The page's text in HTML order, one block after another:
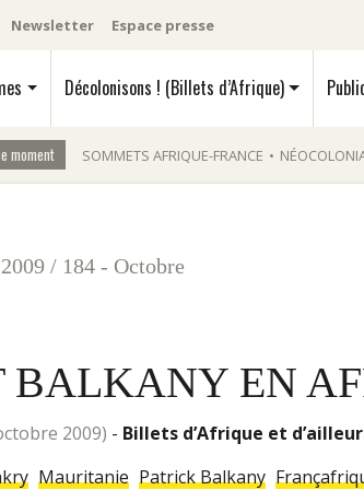
Newsletter Espace presse
Décolonisons ! (Billets d’Afrique)
moment SOMMETS AFRIQUE-FRANCE •
2009 / 184 - Octobre
BALKANY EN
2009) - Billets d’Afrique et
Mauritanie Patrick Balkany